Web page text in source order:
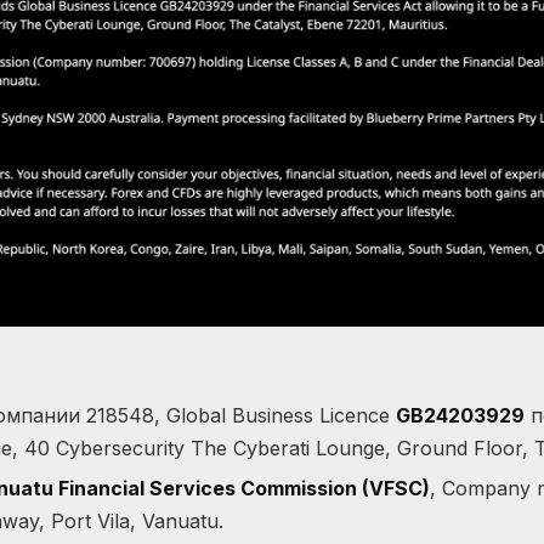
218548, Global Business Licence GB24203929
40 Cybersecurity The Cyberati Lounge, Ground Floor,
Financial Services Commission (VFSC), Company
Port Vila, Vanuatu.